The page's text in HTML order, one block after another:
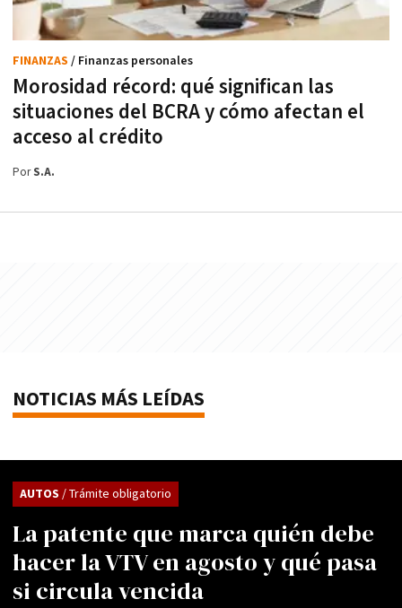
Morosidad récord: qué significan las
situaciones del BCRA y cómo afectan el
acceso al crédito
FINANZAS / Finanzas personales
PorS.A.
NOTICIAS MÁS LEÍDAS
La patente que marca quién debe
hacer la VTV en agosto y qué pasa
si circula vencida
AUTOS / Trámite obligatorio